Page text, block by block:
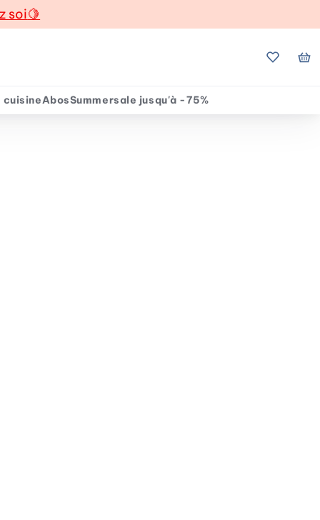
soi🍋
Mes
cuisineAbosSummersale jusqu'à -75%